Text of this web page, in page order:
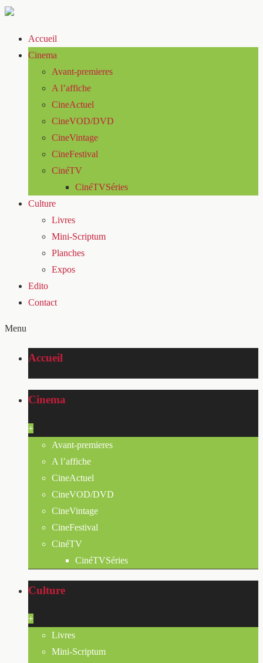
Accueil
Cinema
Avant-premieres
A l’affiche
CineActuel
CineVOD/DVD
CineVintage
CineFestival
CinéTV
CinéTVSéries
Culture
Livres
Mini-Scriptum
Planches
Expos
Edito
Contact
Menu
Accueil
Cinema
+
Avant-premieres
A l’affiche
CineActuel
CineVOD/DVD
CineVintage
CineFestival
CinéTV
CinéTVSéries
Culture
+
Livres
Mini-Scriptum